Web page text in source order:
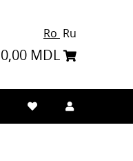
Ro Ru
0,00 MDL